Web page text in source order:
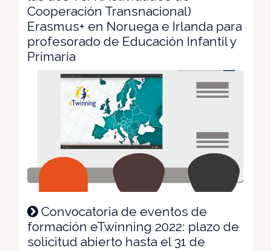
Cooperación Transnacional)
Erasmus+ en Noruega e Irlanda para
profesorado de Educación Infantil y
Primaria
Convocatoria de eventos de
formación eTwinning 2022: plazo de
solicitud abierto hasta el 31 de